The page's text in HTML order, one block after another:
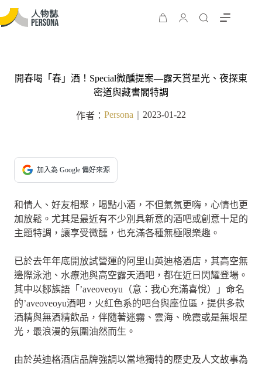
開春喝「春」酒！Special微醺提案—露天賞星光、夜探東
密道與藏書閣特調
作者： Persona 2023-01-22
加入為 Google 偏好來源
和情人、好友相聚，喝點小酒，不但氣氛更嗨，心情也更
加放鬆。尤其是最近有不少別具新意的酒吧或創意十足的
主題特調，讓享受微醺，也充滿各種無極限樂趣。
已於去年年底開放試營運的阿里山英迪格酒店，其高空無
邊際泳池、水療池與高空露天酒吧，都在近日閃耀登場。
其中以鄒族語「’aveoveoyu（意：我心充滿喜悅）」命名
的’aveoveoyu酒吧，火紅色系的吧台與座位區，提供多款
酒精與無酒精飲品，伴隨著迷霧、雲海、晚霞或是無垠星
光，最浪漫的氛圍油然而生。
由於英迪格酒店品牌強調以當地獨特的歷史及人文故事為